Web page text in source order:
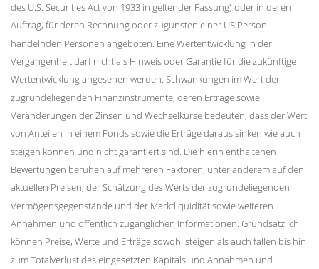
des U.S. Securities Act von 1933 in geltender Fassung) oder in deren
Auftrag, für deren Rechnung oder zugunsten einer US Person
handelnden Personen angeboten. Eine Wertentwicklung in der
Vergangenheit darf nicht als Hinweis oder Garantie für die zukünftige
Wertentwicklung angesehen werden. Schwankungen im Wert der
zugrundeliegenden Finanzinstrumente, deren Erträge sowie
Veränderungen der Zinsen und Wechselkurse bedeuten, dass der Wert
von Anteilen in einem Fonds sowie die Erträge daraus sinken wie auch
steigen können und nicht garantiert sind. Die hierin enthaltenen
Bewertungen beruhen auf mehreren Faktoren, unter anderem auf den
aktuellen Preisen, der Schätzung des Werts der zugrundeliegenden
Vermögensgegenstände und der Marktliquidität sowie weiteren
Annahmen und öffentlich zugänglichen Informationen. Grundsätzlich
können Preise, Werte und Erträge sowohl steigen als auch fallen bis hin
zum Totalverlust des eingesetzten Kapitals und Annahmen und